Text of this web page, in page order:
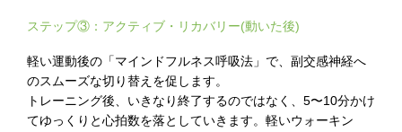
ステップ③：アクティブ・リカバリー(動いた後)
軽い運動後の「マインドフルネス呼吸法」で、副交感神経へ
のスムーズな切り替えを促します。
トレーニング後、いきなり終了するのではなく、5〜10分かけ
てゆっくりと心拍数を落としていきます。軽いウォーキン